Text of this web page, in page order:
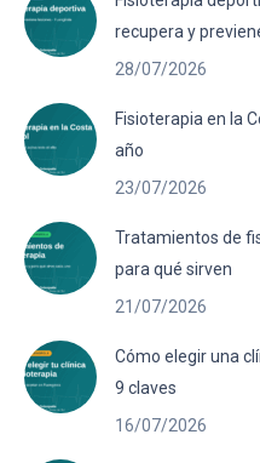
recupera y
28/07/2026
Fisioterapia en la
año
23/07/2026
Tratamientos de
para qué sirven
21/07/2026
Cómo elegir una
9 claves
16/07/2026